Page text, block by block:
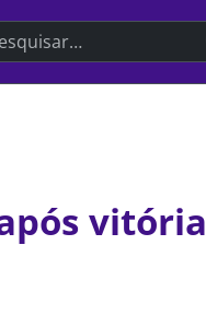
the website
vitória